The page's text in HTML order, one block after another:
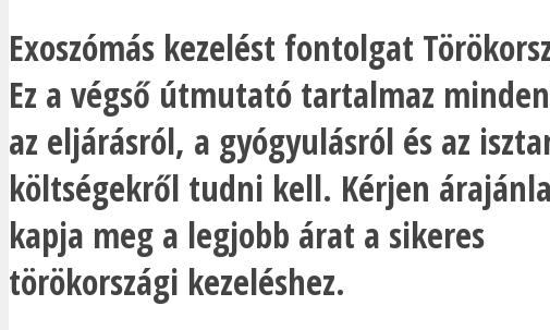
Exoszómás kezelést fontolgat
Ez a végső útmutató tartalmaz
az eljárásról, a gyógyulásról és az
költségekről tudni kell. Kérjen
kapja meg a legjobb árat a sikeres
törökországi kezeléshez.